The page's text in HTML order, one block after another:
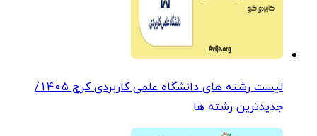
لیست رشته های دانشگاه علمی کاربردی کرج ۱۴۰۵/
جدیدترین رشته ها